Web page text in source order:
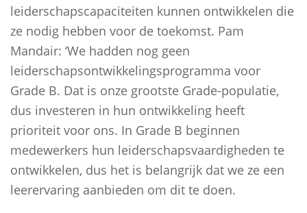
leiderschapscapaciteiten kunnen ontwikkelen die
ze nodig hebben voor de toekomst. Pam
Mandair: ‘We hadden nog geen
leiderschapsontwikkelingsprogramma voor
Grade B. Dat is onze grootste Grade-populatie,
dus investeren in hun ontwikkeling heeft
prioriteit voor ons. In Grade B beginnen
medewerkers hun leiderschapsvaardigheden te
ontwikkelen, dus het is belangrijk dat we ze een
leerervaring aanbieden om dit te doen.